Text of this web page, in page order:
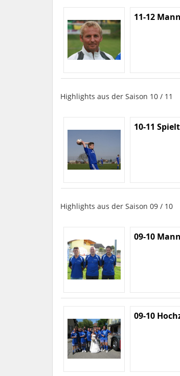
11-12
Highlights aus der Saison 10 / 11
10-11
Highlights aus der Saison 09 / 10
09-10
09-10